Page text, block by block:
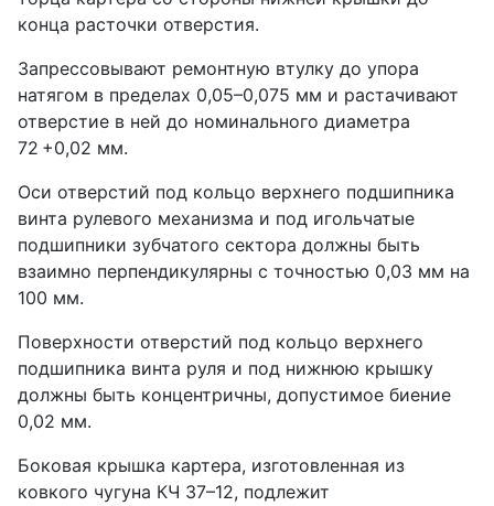
конца расточки отверстия.
Запрессовывают ремонтную втулку до упора
натягом в пределах 0,05–0,075 мм и растачивают
отверстие в ней до номинального диаметра
72 +0,02 мм.
Оси отверстий под кольцо верхнего подшипника
винта рулевого механизма и под игольчатые
подшипники зубчатого сектора должны быть
взаимно перпендикулярны с точностью 0,03 мм на
100 мм.
Поверхности отверстий под кольцо верхнего
подшипника винта руля и под нижнюю крышку
должны быть концентричны, допустимое биение
0,02 мм.
Боковая крышка картера, изготовленная из
ковкого чугуна КЧ 37–12, подлежит